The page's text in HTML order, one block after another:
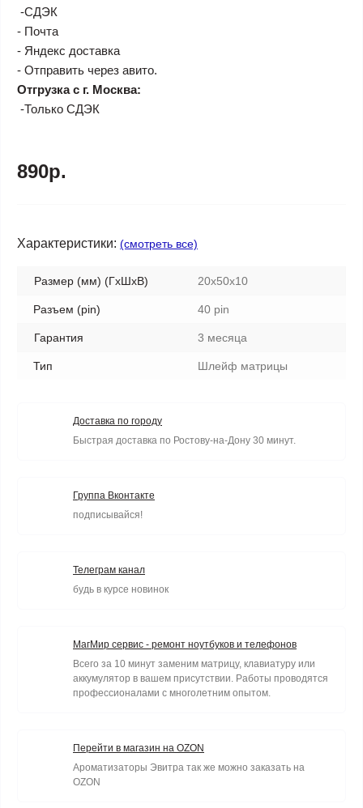
-СДЭК
- Почта
- Яндекс доставка
- Отправить через авито.
Отгрузка с г. Москва:
-Только СДЭК
890р.
Характеристики: (смотреть все)
Размер (мм) (ГхШхВ) 20x50x10
Разъем (pin) 40 pin
Гарантия 3 месяца
Тип Шлейф матрицы
Доставка по городу
Быстрая доставка по Ростову-на-Дону 30 минут.
Группа Вконтакте
подписывайся!
Телеграм канал
будь в курсе новинок
МагМир сервис - ремонт ноутбуков и телефонов
Всего за 10 минут заменим матрицу, клавиатуру или
аккумулятор в вашем присутствии. Работы проводятся
профессионалами с многолетним опытом.
Перейти в магазин на OZON
Ароматизаторы Эвитра так же можно заказать на
OZON